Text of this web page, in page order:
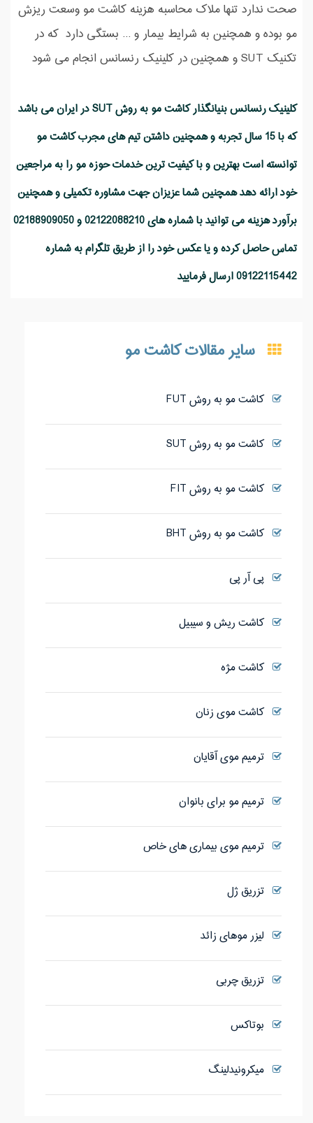
صحت ندارد تنها ملاک محاسبه هزینه کاشت مو وسعت ریزش
مو بوده و همچنین به شرایط بیمار و ... بستگی دارد که در
تکنیک SUT و همچنین در کلینیک رنسانس انجام می شود
کلینیک رنسانس بنیانگذار کاشت مو به روش SUT در ایران می باشد
که با 15 سال تجربه و همچنین داشتن تیم های مجرب کاشت مو
توانسته است بهترین و با کیفیت ترین خدمات حوزه مو را به مراجعین
خود ارائه دهد همچنین شما عزیزان جهت مشاوره تکمیلی و همچنین
برآورد هزینه می توانید با شماره های 02122088210 و 02188909050
تماس حاصل کرده و یا عکس خود را از طریق تلگرام به شماره
09122115442 ارسال فرمایید
سایر مقالات کاشت مو
کاشت مو به روش FUT
کاشت مو به روش SUT
کاشت مو به روش FIT
کاشت مو به روش BHT
پی آر پی
کاشت ریش و سیبیل
کاشت مژه
کاشت موی زنان
ترمیم موی آقایان
ترمیم مو برای بانوان
ترمیم موی بیماری های خاص
تزریق ژل
لیزر موهای زائد
تزریق چربی
بوتاکس
میکرونیدلینگ